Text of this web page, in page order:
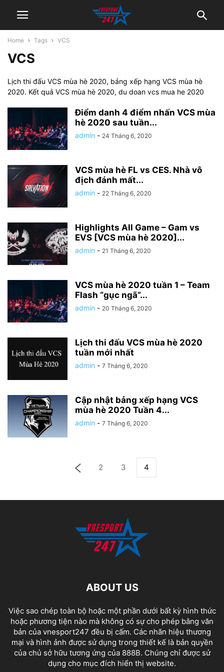
Home Tags VCS
VCS
Lịch thi đấu VCS mùa hè 2020, bảng xếp hạng VCS mùa hè
2020. Kết quả VCS mùa hè 2020, du doan vcs mua he 2020
Điểm danh 4 điểm nhấn VCS mùa
hè 2020 sau tuần...
admin - 24 Tháng 6, 2020
VCS mùa hè FL vs CES. Nhà vô
địch đánh mất...
admin - 22 Tháng 6, 2020
Highlights All Game – Gam vs
EVS [VCS mùa hè 2020]...
admin - 21 Tháng 6, 2020
VCS mùa hè 2020 tuần 1 – Team
Flash “gục ngã”...
admin - 20 Tháng 6, 2020
Lịch thi đấu VCS mùa hè 2020
tuần mới nhất
admin - 7 Tháng 6, 2020
Cập nhật bảng xếp hạng VCS
mùa hè 2020 Tuần 4...
admin - 7 Tháng 6, 2020
2 3 4
ABOUT US
Việc sao chép toàn bộ hoặc một phần dưới bất kỳ hình thức
hoặc phương tiện nào mà không có sự cho phép bằng văn
bản của vnesport247 đều bị cấm. Các nhãn hiệu thương
mại và hình ảnh được sử dụng trong thiết kế là bản quyền
của chủ sở hữu tương ứng của 888B. Chúng chỉ được sử
dụng cho mục đích hiển thị website.